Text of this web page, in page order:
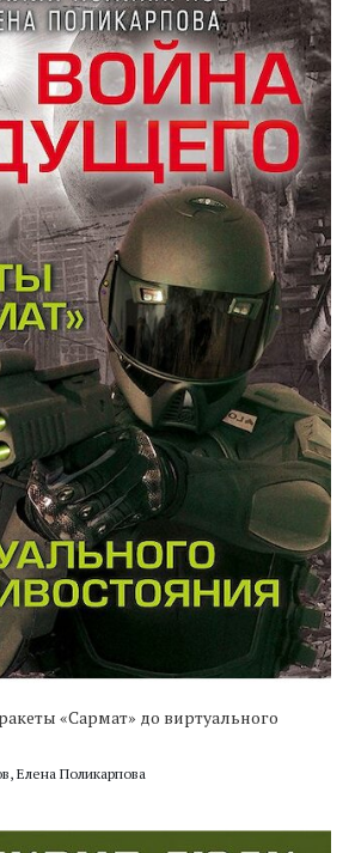
«Сармат» до виртуального
Елена Поликарпова